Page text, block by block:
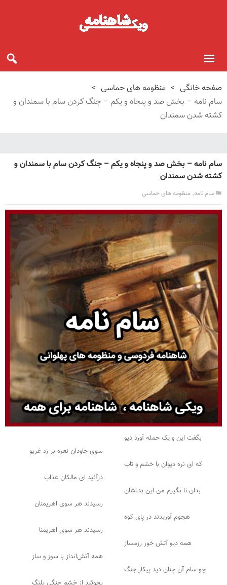
صفحه خانگی > منظومه های حماسی >
سام نامه – بخش صد و پنجاه و یکم – جنگ کردن سام با سمندان و
کشته شدن سمندان
سام نامه – بخش صد و پنجاه و یکم – جنگ کردن سام با سمندان و
کشته شدن سمندان
سام نامه, منظومه های حماسی
بگفت این و یک حمله آورد دیو
سوی جاودان نعره بر زد غریو
که ای نره دیوان با خشم و تاب
درآئید ای مالکان عذاب
بدان تا بگیرم من این بدنشان
رسیدند هر سوی اهریمنان
هجوم آوریدند در پای کوه
رسیدند هر سوی اهریمنا
همه دیو آتش خور رزمساز
همه آتش‌انداز با سوز و ساز
چو سام آن چنان دید پیکار جنگ
بجوئید از خشم جنگی پلنگ